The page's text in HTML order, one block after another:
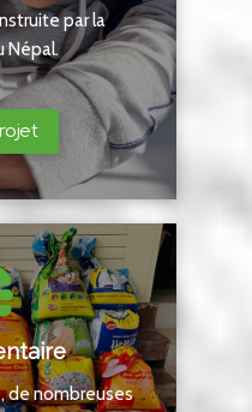
par la
Népal.
de nombreuses